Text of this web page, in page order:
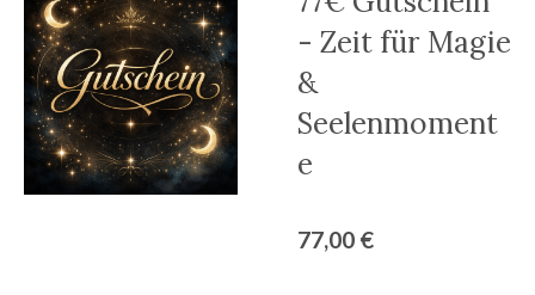
- Zeit für Magie
&
Seelenmoment
e
77,00 €